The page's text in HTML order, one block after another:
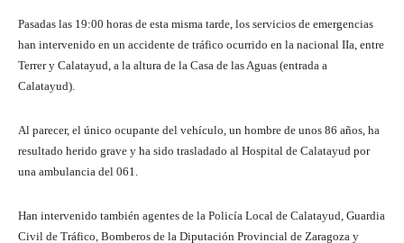
Pasadas las 19:00 horas de esta misma tarde, los servicios de emergencias
han intervenido en un accidente de tráfico ocurrido en la nacional IIa, entre
Terrer y Calatayud, a la altura de la Casa de las Aguas (entrada a
Calatayud).
Al parecer, el único ocupante del vehículo, un hombre de unos 86 años, ha
resultado herido grave y ha sido trasladado al Hospital de Calatayud por
una ambulancia del 061.
Han intervenido también agentes de la Policía Local de Calatayud, Guardia
Civil de Tráfico, Bomberos de la Diputación Provincial de Zaragoza y